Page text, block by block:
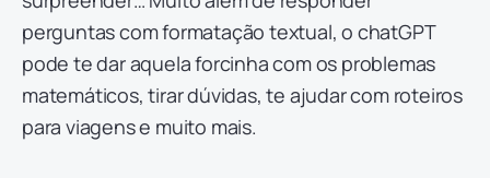
perguntas com formatação textual, o chatGPT
pode te dar aquela forcinha com os problemas
matemáticos, tirar dúvidas, te ajudar com roteiros
para viagens e muito mais.